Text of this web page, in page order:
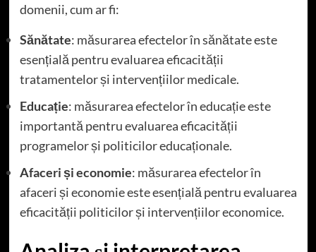
domenii, cum ar fi:
Sănătate: măsurarea efectelor în sănătate este
esențială pentru evaluarea eficacității
tratamentelor și intervențiilor medicale.
Educație: măsurarea efectelor în educație este
importantă pentru evaluarea eficacității
programelor și politicilor educaționale.
Afaceri și economie: măsurarea efectelor în
afaceri și economie este esențială pentru evaluarea
eficacității politicilor și intervențiilor economice.